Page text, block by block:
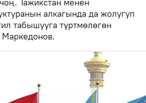
алкагында да жолугуп
табышууга түртмөлөгөн